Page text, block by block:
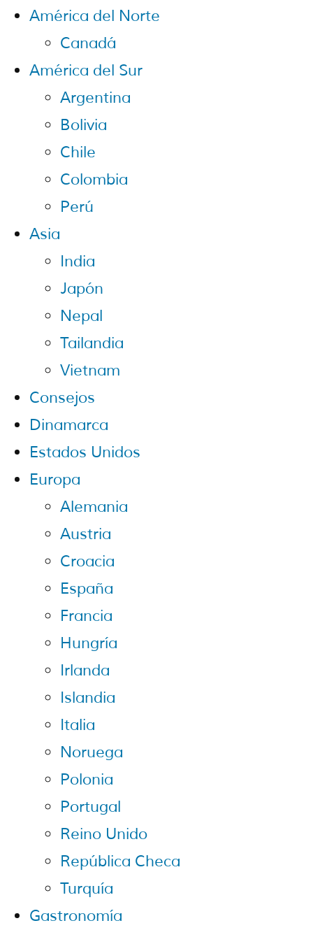
América del Norte
Canadá
América del Sur
Argentina
Bolivia
Chile
Colombia
Perú
Asia
India
Japón
Nepal
Tailandia
Vietnam
Consejos
Dinamarca
Estados Unidos
Europa
Alemania
Austria
Croacia
España
Francia
Hungría
Irlanda
Islandia
Italia
Noruega
Polonia
Portugal
Reino Unido
República Checa
Turquía
Gastronomía